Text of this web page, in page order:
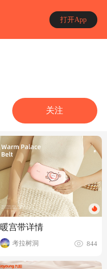
打开App
关注
暖宫带详情
考拉树洞 844